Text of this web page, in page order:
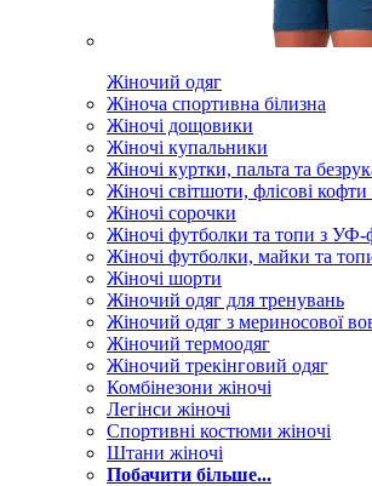
Жіночий одяг
Жіноча спортивна білизна
Жіночі дощовики
Жіночі купальники
Жіночі куртки, пальта та
Жіночі світшоти, флісові кофти
Жіночі сорочки
Жіночі футболки та топи з УФ-
Жіночі футболки, майки та
Жіночі шорти
Жіночий одяг для тренувань
Жіночий одяг з мериносової
Жіночий термоодяг
Жіночий трекінговий одяг
Комбінезони жіночі
Легінси жіночі
Спортивні костюми жіночі
Штани жіночі
Побачити більше...